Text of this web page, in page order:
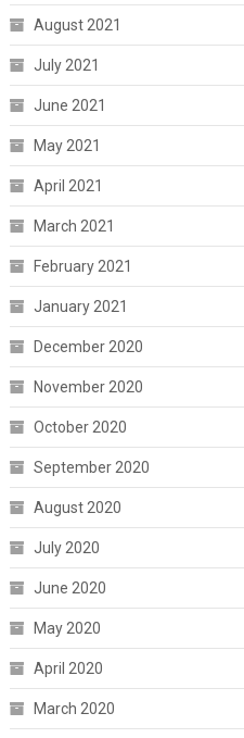
August 2021
July 2021
June 2021
May 2021
April 2021
March 2021
February 2021
January 2021
December 2020
November 2020
October 2020
September 2020
August 2020
July 2020
June 2020
May 2020
April 2020
March 2020